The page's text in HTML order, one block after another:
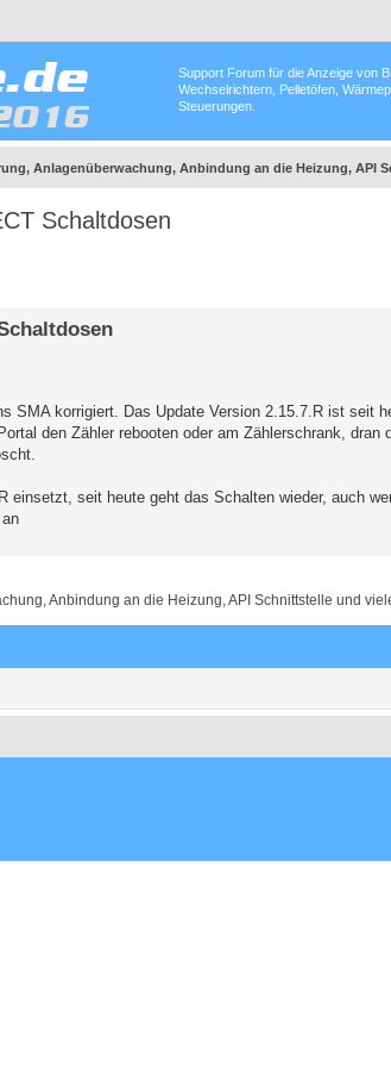
Support Forum für die Anzeige von
Wechselrichtern, Pelletöfen,
Steuerungen.
Anlagenüberwachung, Anbindung an die Heizung, API
Schaltdosen
SMA korrigiert. Das Update Version 2.15.7.R ist seit
den Zähler rebooten oder am Zählerschrank,
einsetzt, seit heute geht das Schalten wieder, auch
Anbindung an die Heizung, API Schnittstelle und